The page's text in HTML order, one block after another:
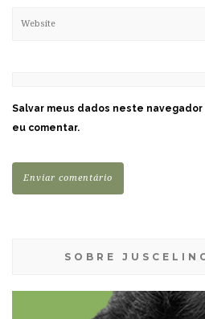
Salvar meus dados neste navegador
eu comentar.
SOBRE